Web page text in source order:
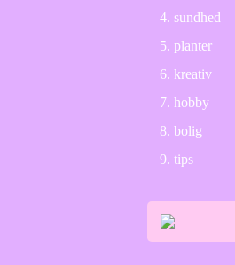
sundhed
planter
kreativ
hobby
bolig
tips